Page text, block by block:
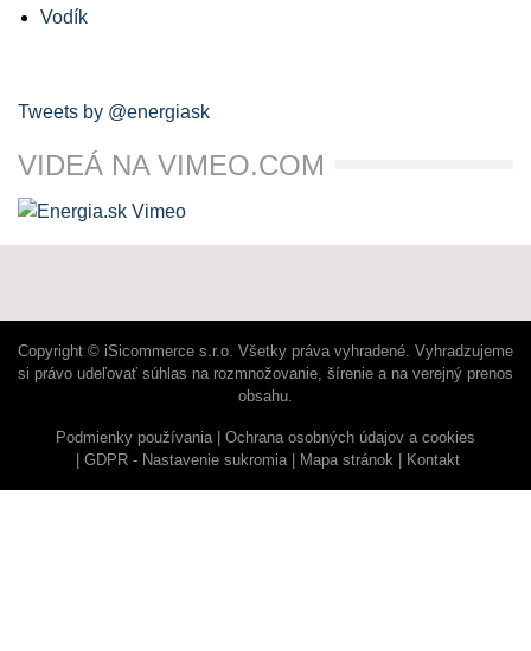
Vodík
Tweets by @energiask
VIDEÁ NA VIMEO.COM
Copyright © iSicommerce s.r.o. Všetky práva vyhradené. Vyhradzujeme
si právo udeľovať súhlas na rozmnožovanie, šírenie a na verejný prenos
obsahu.
Podmienky používania
Ochrana osobných údajov a cookies
GDPR - Nastavenie sukromia
Mapa stránok Kontakt